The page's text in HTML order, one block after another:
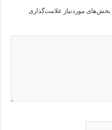
بخش‌های موردنیاز علامت‌گذاری